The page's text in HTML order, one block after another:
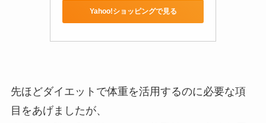
Yahoo!ショッピングで見る
先ほどダイエットで体重を活用するのに必要な項
目をあげましたが、